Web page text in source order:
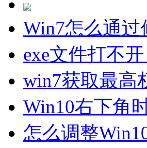
Win7怎么通
exe文件打不
win7获取最高
Win10右下角
怎么调整